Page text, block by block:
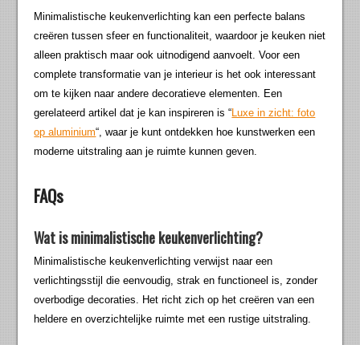
Minimalistische keukenverlichting kan een perfecte balans
creëren tussen sfeer en functionaliteit, waardoor je keuken niet
alleen praktisch maar ook uitnodigend aanvoelt. Voor een
complete transformatie van je interieur is het ook interessant
om te kijken naar andere decoratieve elementen. Een
gerelateerd artikel dat je kan inspireren is “Luxe in zicht: foto
op aluminium“, waar je kunt ontdekken hoe kunstwerken een
moderne uitstraling aan je ruimte kunnen geven.
FAQs
Wat is minimalistische keukenverlichting?
Minimalistische keukenverlichting verwijst naar een
verlichtingsstijl die eenvoudig, strak en functioneel is, zonder
overbodige decoraties. Het richt zich op het creëren van een
heldere en overzichtelijke ruimte met een rustige uitstraling.